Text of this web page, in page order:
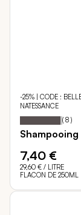
-25% | CODE :
NATESSANCE
Notation: 95
% of
( 8 )
7,40 €
29,60 € / LITRE
FLACON DE 250ML